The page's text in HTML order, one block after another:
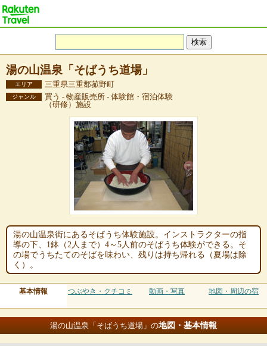
湯の山温泉「そばうち道場」
エリア 三重県三重郡菰野町
ジャンル
買う - 物産販売所 - 体験館・宿泊体験
（研修）施設
湯の山温泉街にあるそばうち体験施設。インストラクターの指
導の下、1鉢（2人まで）4～5人前のそばうち体験ができる。そ
の場でうちたてのそばを味わい、残りは持ち帰れる（夏場は除
く）。
基本情報 つぶやき・クチコミ 動画・写真 地図・周辺の宿
湯の山温泉「そばうち道場」の地図・基本情報